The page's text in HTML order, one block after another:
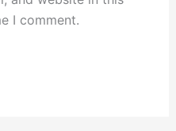
I comment.